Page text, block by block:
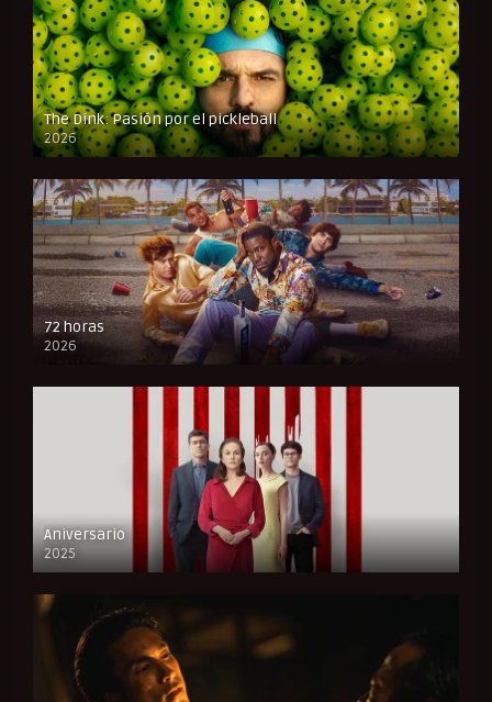
The Dink: Pasión por el pickleball
2026
FULL HD
72 horas
2026
FULL HD
Aniversario
2025
FULL HD